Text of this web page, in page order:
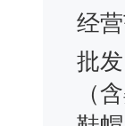
经
批
（